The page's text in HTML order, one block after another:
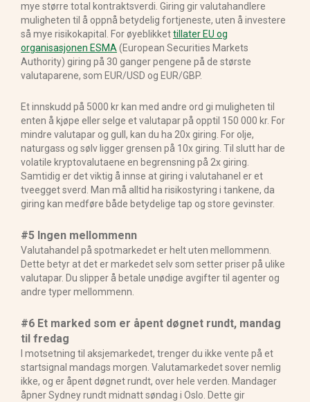
mye større total kontraktsverdi. Giring gir valutahandlere
muligheten til å oppnå betydelig fortjeneste, uten å investere
så mye risikokapital. For øyeblikkettillater EU og
organisasjonen ESMA (European Securities Markets
Authority) giring på 30 ganger pengene på de største
valutaparene, som EUR/USD og EUR/GBP.
Et innskudd på 5000 kr kan med andre ord gi muligheten til
enten å kjøpe eller selge et valutapar på opptil 150 000 kr. For
mindre valutapar og gull, kan du ha 20x giring. For olje,
naturgass og sølv ligger grensen på 10x giring. Til slutt har de
volatile kryptovalutaene en begrensning på 2x giring.
Samtidig er det viktig å innse at giring i valutahanel er et
tveegget sverd. Man må alltid ha risikostyring i tankene, da
giring kan medføre både betydelige tap og store gevinster.
#5 Ingen mellommenn
Valutahandel på spotmarkedet er helt uten mellommenn.
Dette betyr at det er markedet selv som setter priser på ulike
valutapar. Du slipper å betale unødige avgifter til agenter og
andre typer mellommenn.
#6 Et marked som er åpent døgnet rundt, mandag
til fredag
I motsetning til aksjemarkedet, trenger du ikke vente på et
startsignal mandags morgen. Valutamarkedet sover nemlig
ikke, og er åpent døgnet rundt, over hele verden. Mandager
åpner Sydney rundt midnatt søndag i Oslo. Dette gir